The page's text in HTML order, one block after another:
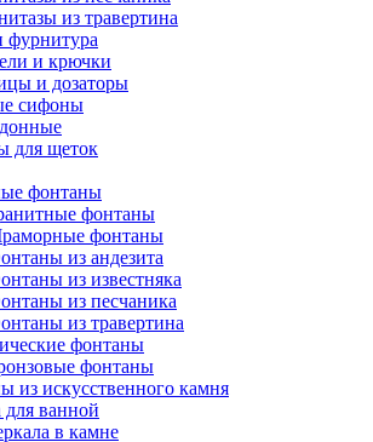
из травертина
фурнитура
и крючки
и дозаторы
сифоны
для щеток
фонтаны
фонтаны
фонтаны
из андезита
из известняка
из песчаника
из травертина
фонтаны
фонтаны
из искусственного камня
для ванной
в камне